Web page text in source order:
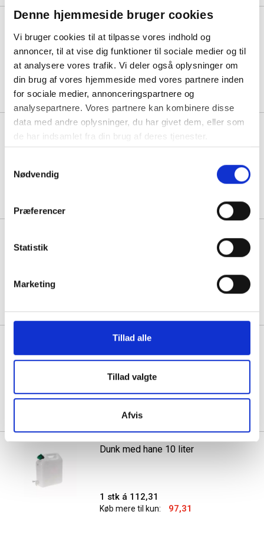
Denne hjemmeside bruger cookies
Vi bruger cookies til at tilpasse vores indhold og
annoncer, til at vise dig funktioner til sociale medier og til
at analysere vores trafik. Vi deler også oplysninger om
din brug af vores hjemmeside med vores partnere inden
for sociale medier, annonceringspartnere og
analysepartnere. Vores partnere kan kombinere disse
data med andre oplysninger, du har givet dem, eller som
de har indsamlet fra din brug af deres tjenester.
Nødvendig
Præferencer
Statistik
Marketing
Tillad alle
Tillad valgte
Afvis
Bolsius fyrfadslys Maxi Ø6cm
med brændetid på 10 timer hvid,
40 stk
1 pakke á 164,81
Køb mere til kun: 134,81
Cederroth Førstehjælpsstation
Den Jyske Hede kildevand 0,5
Diversey Suma
overfladedesinfektion servietter
77% ethanol, 150 stk
1 stk á 153,13
Køb mere til kun: 123,13
Dunk med hane 10 liter
1 stk á 112,31
Køb mere til kun: 97,31